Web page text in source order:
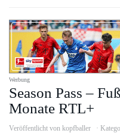
Werbung
Season Pass –
Monate RTL+
Veröffentlicht von kopfballer